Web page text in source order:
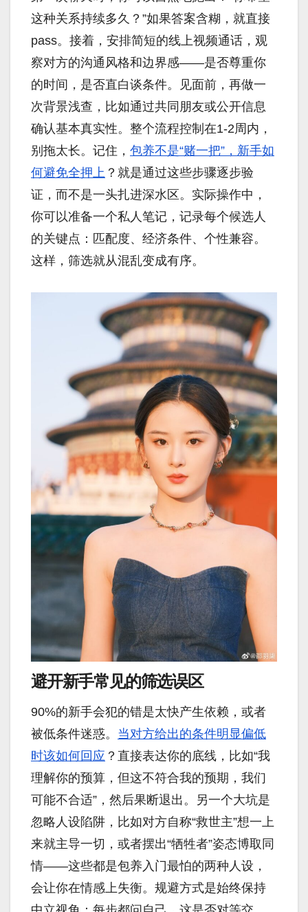
这种关系持续多久？”如果答案含糊，就直接
pass。接着，安排简短的线上视频通话，观
察对方的沟通风格和边界感——是否尊重你
的时间，是否直白谈条件。见面前，再做一
次背景浅查，比如通过共同朋友或公开信息
确认基本真实性。整个流程控制在1-2周内，
别拖太长。记住， 包养不是“赌一把”，新手如
何避免全押上 ？就是通过这些步骤逐步验
证，而不是一头扎进深水区。实际操作中，
你可以准备一个私人笔记，记录每个候选人
的关键点：匹配度、经济条件、个性兼容。
这样，筛选就从混乱变成有序。
避开新手常见的筛选误区
90%的新手会犯的错是太快产生依赖，或者
被低条件迷惑。 当对方给出的条件明显偏低
时该如何回应 ？直接表达你的底线，比如“我
理解你的预算，但这不符合我的预期，我们
可能不合适”，然后果断退出。另一个大坑是
忽略人设陷阱，比如对方自称“救世主”想一上
来就主导一切，或者摆出“牺牲者”姿态博取同
情——这些都是包养入门最怕的两种人设，
会让你在情感上失衡。规避方式是始终保持